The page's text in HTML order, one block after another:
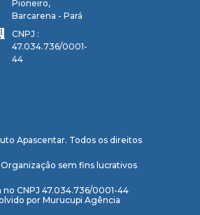
Pioneiro,
Barcarena - Pará
CNPJ :
47.034.736/0001-
44
Apascentar. Todos os direitos
sem fins lucrativos
no CNPJ 47.034.736/0001-44
porMurucupi Agência